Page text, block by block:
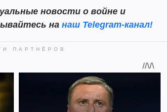
новости о войне и
на наш Telegram-канал!